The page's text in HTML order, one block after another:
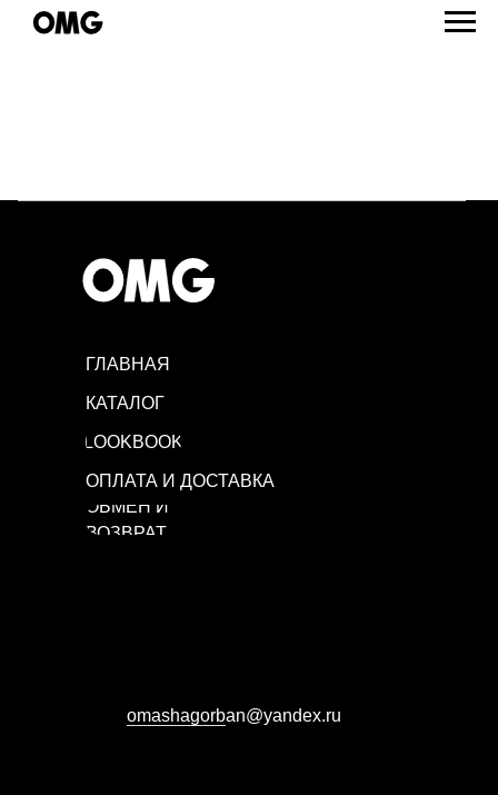
ГЛАВНАЯ
КАТАЛОГ
LOOKBOOK
ОБМЕН И
ВОЗВРАТ
ОПЛАТА И ДОСТАВКА
omashagorbаn@yandex.ru